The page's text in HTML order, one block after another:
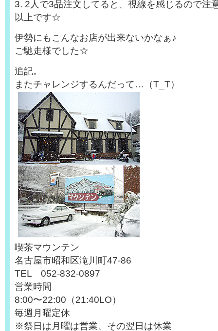
3. 2人で3品注文してると、視線を感じるので注
以上です☆
伊勢にもこんなお店が出来ないかなぁ♪
ご馳走様でした☆
追記。
またチャレンジするんだって…（T_T）
喫茶マウンテン
名古屋市昭和区滝川町47-86
TEL 052-832-0897
営業時間
8:00〜22:00（21:40LO）
毎週月曜定休
※祭日は月曜は営業、その翌日は休業